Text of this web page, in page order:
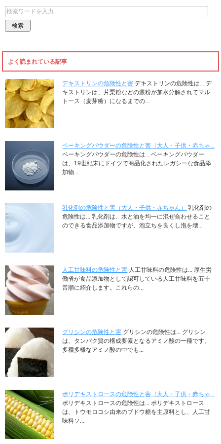
よく読まれている記事
デキストリンの危険性と害 デキストリンの危険性は... デ
キストリンは、片栗粉などの澱粉が加水分解されてマル
トース（麦芽糖）になるまでの...
ベーキングパウダーの危険性と害（大人・子供・赤ちゃ...
ベーキングパウダーの危険性は... ベーキングパウダー
は、19世紀末にドイツで商品化されたレガシーな食品添
加物...
乳化剤の危険性と害（大人・子供・赤ちゃん）
乳化剤の
危険性は... 乳化剤は、水と油を均一に混ぜ合わせること
のできる食品添加物ですが、泡立ちを良くし泡を壊...
人工甘味料の危険性と害 人工甘味料の危険性は... 厚生労
働省が食品添加物として認可している人工甘味料を五十
音順に紹介します。これらの...
グリシンの危険性と害 グリシンの危険性は... グリシン
は、タンパク質の構成要素となるアミノ酸の一種です。
多種多様なアミノ酸の中でも...
ポリデキストロースの危険性と害（大人・子供・赤ちゃ...
ポリデキストロースの危険性は... ポリデキストロース
は、トウモロコシ由来のブドウ糖を主原料とし、人工甘
味料ソ...